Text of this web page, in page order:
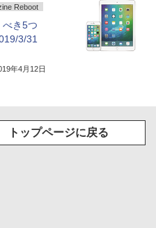
Reboot
べき5つ
3/31
年4月12日
トップページに戻る